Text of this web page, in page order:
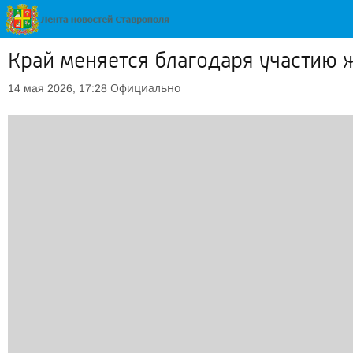
Край меняется благодаря участию
14 мая 2026, 17:28 Официально